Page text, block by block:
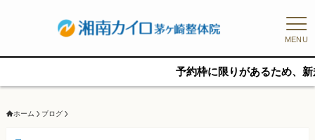
MENU
予約枠に限りがあるため、新規の予約を
ホーム ブログ